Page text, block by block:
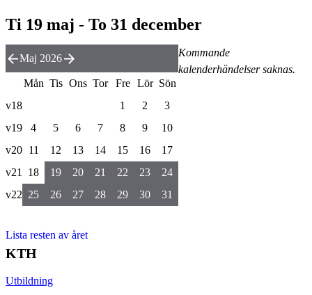
Ti 19 maj - To 31 december
Kommande
kalenderhändelser saknas.
Maj 2026
Mån Tis Ons Tor Fre Lör Sön
v18
1 2
3
v19
4 5 6 7 8 9
10
v20 11 12 13 14 15 16
17
v21
18 19 20 21 22 23
24
v22 25 26 27 28 29 30 31
Lista resten av året
KTH
Utbildning